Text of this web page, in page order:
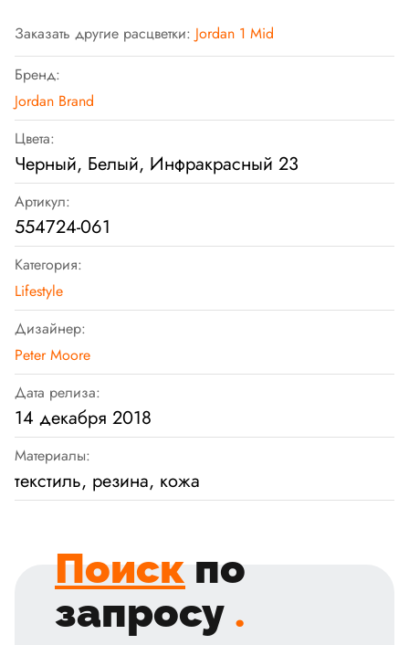
Заказать другие расцветки: Jordan 1 Mid
Бренд:
Jordan Brand
Цвета:
Черный, Белый, Инфракрасный 23
Артикул:
554724-061
Категория:
Lifestyle
Дизайнер:
Peter Moore
Дата релиза:
14 декабря 2018
Материалы:
текстиль, резина, кожа
Поиск по
запросу .